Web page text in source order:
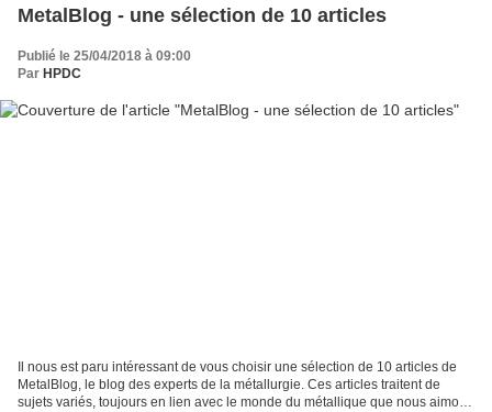
MetalBlog - une sélection de 10 articles
Publié le 25/04/2018 à 09:00
Par HPDC
Il nous est paru intéressant de vous choisir une sélection de 10 articles de
MetalBlog, le blog des experts de la métallurgie. Ces articles traitent de
sujets variés, toujours en lien avec le monde du métallique que nous aimons